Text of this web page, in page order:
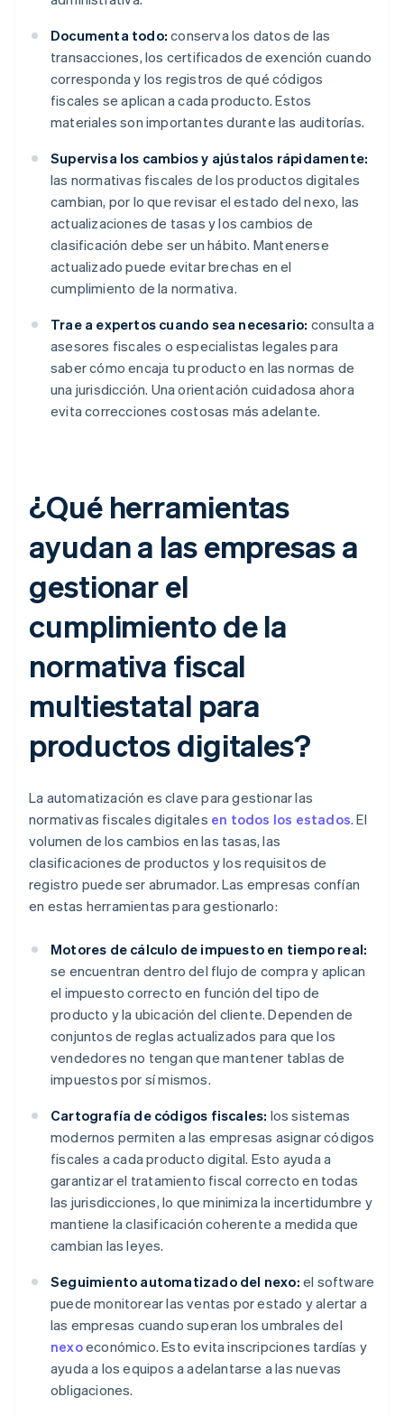
Documenta todo: conserva los datos de las
transacciones, los certificados de exención cuando
corresponda y los registros de qué códigos
fiscales se aplican a cada producto. Estos
materiales son importantes durante las auditorías.
Supervisa los cambios y ajústalos rápidamente:
las normativas fiscales de los productos digitales
cambian, por lo que revisar el estado del nexo, las
actualizaciones de tasas y los cambios de
clasificación debe ser un hábito. Mantenerse
actualizado puede evitar brechas en el
cumplimiento de la normativa.
Trae a expertos cuando sea necesario: consulta a
asesores fiscales o especialistas legales para
saber cómo encaja tu producto en las normas de
una jurisdicción. Una orientación cuidadosa ahora
evita correcciones costosas más adelante.
¿Qué herramientas
ayudan a las empresas a
gestionar el
cumplimiento de la
normativa fiscal
multiestatal para
productos digitales?
La automatización es clave para gestionar las
normativas fiscales digitales en todos los estados. El
volumen de los cambios en las tasas, las
clasificaciones de productos y los requisitos de
registro puede ser abrumador. Las empresas confían
en estas herramientas para gestionarlo:
Motores de cálculo de impuesto en tiempo real:
se encuentran dentro del flujo de compra y aplican
el impuesto correcto en función del tipo de
producto y la ubicación del cliente. Dependen de
conjuntos de reglas actualizados para que los
vendedores no tengan que mantener tablas de
impuestos por sí mismos.
Cartografía de códigos fiscales: los sistemas
modernos permiten a las empresas asignar códigos
fiscales a cada producto digital. Esto ayuda a
garantizar el tratamiento fiscal correcto en todas
las jurisdicciones, lo que minimiza la incertidumbre y
mantiene la clasificación coherente a medida que
cambian las leyes.
Seguimiento automatizado del nexo: el software
puede monitorear las ventas por estado y alertar a
las empresas cuando superan los umbrales del
nexoeconómico. Esto evita inscripciones tardías y
ayuda a los equipos a adelantarse a las nuevas
obligaciones.